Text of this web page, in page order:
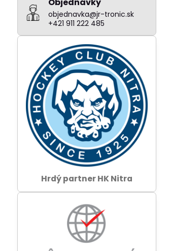
objednavka@jr-tronic.sk
+421 911 222 485
Hrdý partner HK Nitra